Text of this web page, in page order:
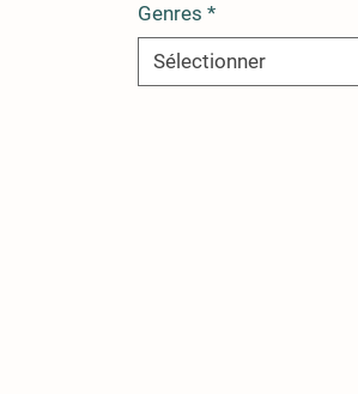
Genres *
Sélectionner